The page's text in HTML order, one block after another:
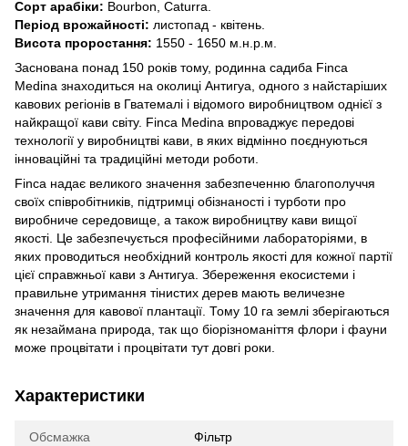
Сорт арабіки: Bourbon, Caturra.
Період врожайності: листопад - квітень.
Висота проростання: 1550 - 1650 м.н.р.м.
Заснована понад 150 років тому, родинна садиба Finca
Medina знаходиться на околиці Антигуа, одного з найстаріших
кавових регіонів в Гватемалі і відомого виробництвом однієї з
найкращої кави світу. Finca Medina впроваджує передові
технології у виробництві кави, в яких відмінно поєднуються
інноваційні та традиційні методи роботи.
Finca надає великого значення забезпеченню благополуччя
своїх співробітників, підтримці обізнаності і турботи про
виробниче середовище, а також виробництву кави вищої
якості. Це забезпечується професійними лабораторіями, в
яких проводиться необхідний контроль якості для кожної партії
цієї справжньої кави з Антигуа. Збереження екосистеми і
правильне утримання тінистих дерев мають величезне
значення для кавової плантації. Тому 10 га землі зберігаються
як незаймана природа, так що біорізноманіття флори і фауни
може процвітати і процвітати тут довгі роки.
Характеристики
Обсмажка Фільтр